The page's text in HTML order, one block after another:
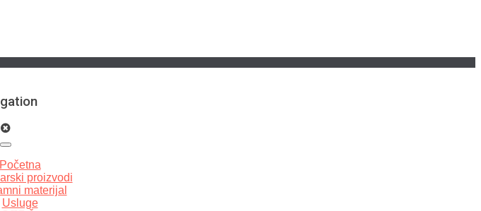
Početna
proizvodi
materijal
Usluge